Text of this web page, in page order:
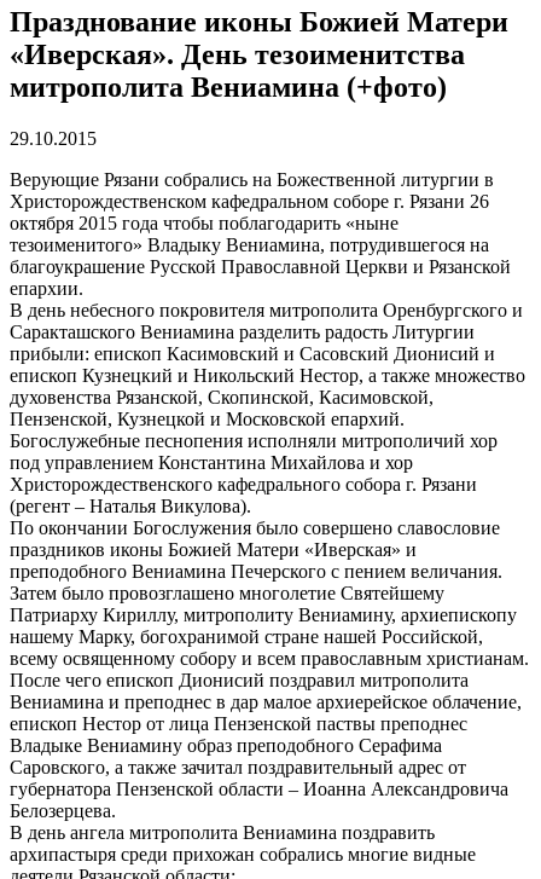
Празднование иконы Божией Матери
«Иверская». День тезоименитства
митрополита Вениамина (+фото)
29.10.2015
Верующие Рязани собрались на Божественной литургии в
Христорождественском кафедральном соборе г. Рязани 26
октября 2015 года чтобы поблагодарить «ныне
тезоименитого» Владыку Вениамина, потрудившегося на
благоукрашение Русской Православной Церкви и Рязанской
епархии.
В день небесного покровителя митрополита Оренбургского и
Саракташского Вениамина разделить радость Литургии
прибыли: епископ Касимовский и Сасовский Дионисий и
епископ Кузнецкий и Никольский Нестор, а также множество
духовенства Рязанской, Скопинской, Касимовской,
Пензенской, Кузнецкой и Московской епархий.
Богослужебные песнопения исполняли митрополичий хор
под управлением Константина Михайлова и хор
Христорождественского кафедрального собора г. Рязани
(регент – Наталья Викулова).
По окончании Богослужения было совершено славословие
праздников иконы Божией Матери «Иверская» и
преподобного Вениамина Печерского с пением величания.
Затем было провозглашено многолетие Святейшему
Патриарху Кириллу, митрополиту Вениамину, архиепископу
нашему Марку, богохранимой стране нашей Российской,
всему освященному собору и всем православным христианам.
После чего епископ Дионисий поздравил митрополита
Вениамина и преподнес в дар малое архиерейское облачение,
епископ Нестор от лица Пензенской паствы преподнес
Владыке Вениамину образ преподобного Серафима
Саровского, а также зачитал поздравительный адрес от
губернатора Пензенской области – Иоанна Александровича
Белозерцева.
В день ангела митрополита Вениамина поздравить
архипастыря среди прихожан собрались многие видные